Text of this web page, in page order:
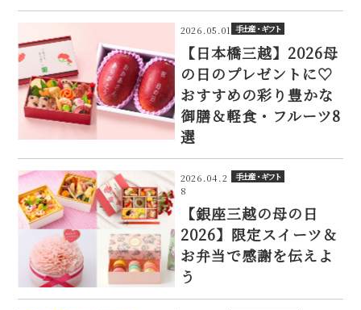
2026.05.01 手土産・ギフト
【日本橋三越】2026母
の日のプレゼントに♡
おすすめの彩り豊かな
御膳＆軽食・フルーツ8
選
2026.04.2
8
手土産・ギフト
【銀座三越の母の日
2026】限定スイーツ＆
お弁当で感謝を伝えよ
う